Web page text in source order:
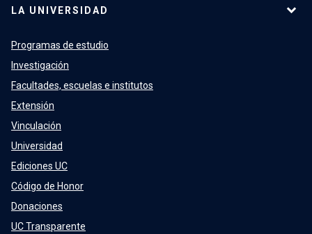
LA UNIVERSIDAD
Programas de estudio
Investigación
Facultades, escuelas e institutos
Extensión
Vinculación
Universidad
Ediciones UC
Código de Honor
Donaciones
UC Transparente